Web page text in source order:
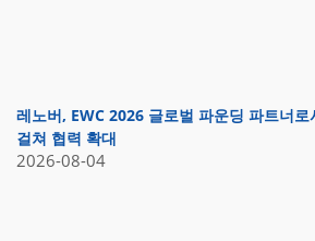
레노버, EWC 2026 글로벌 파운딩 파트너
걸쳐 협력 확대
2026-08-04